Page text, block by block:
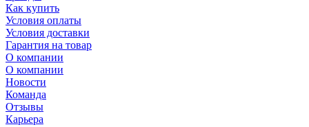
Как купить
Условия оплаты
Условия доставки
Гарантия на товар
О компании
О компании
Новости
Команда
Отзывы
Карьера